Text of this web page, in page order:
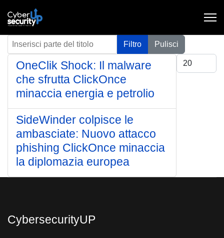
Inserisci parte del titolo Filtro
Pulisci
Visualizza #
OneClik Shock: Il malware
che sfrutta ClickOnce
minaccia energia e petrolio
SideWinder colpisce le
ambasciate: Nuovo attacco
phishing ClickOnce minaccia
la diplomazia europea
CybersecurityUP